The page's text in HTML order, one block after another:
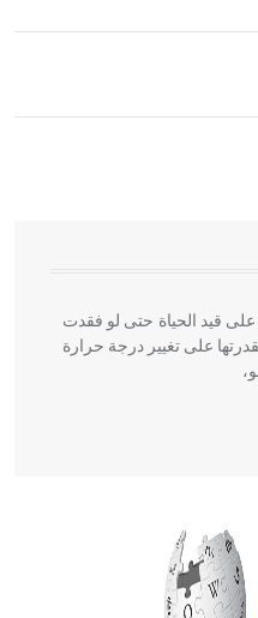
الهندسية التي ارتبطت
ومصر خاصة، حيث يحرص
في الواجهات
على قيد الحياة حتى لو فقدت
على تغيير درجة حرارة
في جروح الرأس. ويعود
والفلسفة.